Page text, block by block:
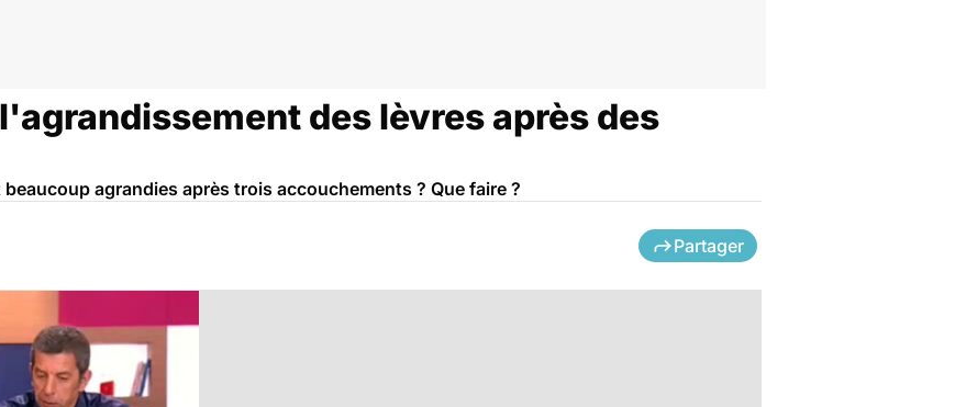
des lèvres après des
agrandies après trois accouchements ? Que faire ?
Partager